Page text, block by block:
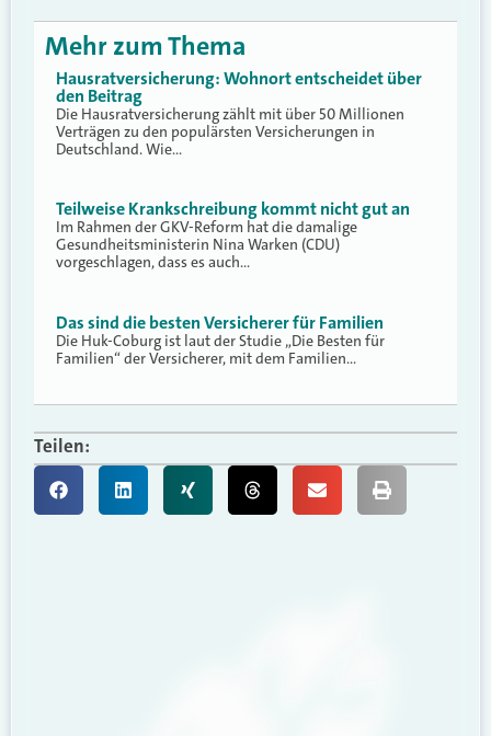
Mehr zum Thema
Hausratversicherung: Wohnort entscheidet über
den Beitrag
Die Hausratversicherung zählt mit über 50 Millionen
Verträgen zu den populärsten Versicherungen in
Deutschland. Wie…
Teilweise Krankschreibung kommt nicht gut an
Im Rahmen der GKV-Reform hat die damalige
Gesundheitsministerin Nina Warken (CDU)
vorgeschlagen, dass es auch…
Das sind die besten Versicherer für Familien
Die Huk-Coburg ist laut der Studie „Die Besten für
Familien“ der Versicherer, mit dem Familien…
Teilen: